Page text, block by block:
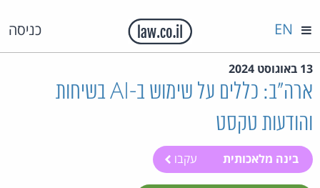
כניסה EN
13 באוגוסט 2024
ארה"ב: כללים על שימוש ב-AI בשיחות
והודעות טקסט
בינה מלאכותית עקבו